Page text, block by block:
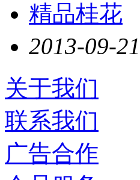
精品桂花
2013-09-21
关于我们
联系我们
广告合作